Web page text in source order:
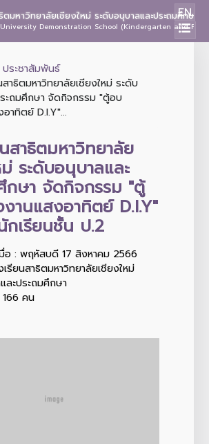
ธิตมหาวิทยาลัยเชียงใหม่ ระดับอนุบาลและประถมศึกษา
Demonstration School (Kindergarten and
EN
ประชาสัมพันธ์
สาธิตมหาวิทยาลัยเชียงใหม่ ระดับ
ะถมศึกษา จัดกิจกรรม "ตู้อบ
าทิตย์ D.I.Y"...
สาธิตมหาวิทยาลัย
ม่ ระดับอนุบาลและ
กษา จัดกิจกรรม "ตู้
านแสงอาทิตย์ D.I.Y"
กเรียนชั้น ป.2
อ : พฤหัสบดี 17 สิงหาคม 2566
รียนสาธิตมหาวิทยาลัยเชียงใหม่
ละประถมศึกษา
166 คน